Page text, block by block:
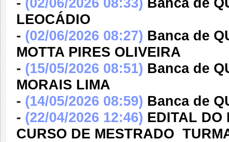
- (02/06/2026 08:33) Banca de
LEOCÁDIO
- (02/06/2026 08:27) Banca de
MOTTA PIRES OLIVEIRA
- (15/05/2026 08:51) Banca de
MORAIS LIMA
- (14/05/2026 08:59) Banca de
- (22/04/2026 12:46) EDITAL DO
CURSO DE MESTRADO 